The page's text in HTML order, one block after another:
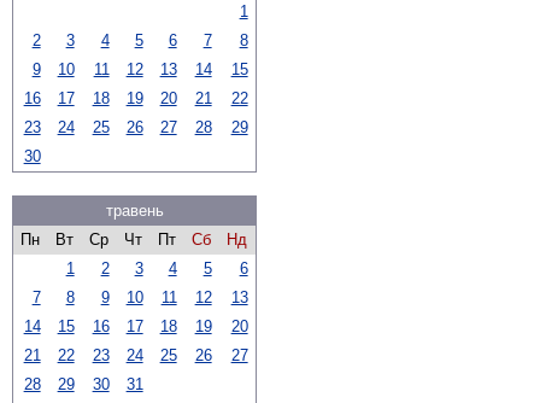
1
2
3 4 5 6 7
8
9
10 11 12 13 14
15
16
17 18 19 20 21
22
23
24 25 26 27 28
29
30
травень
Пн
Вт Ср Чт Пт Сб
Нд
1
2 3 4 5
6
7
8 9 10 11 12
13
14
15 16 17 18 19
20
21
22 23 24 25 26
27
28
29 30 31